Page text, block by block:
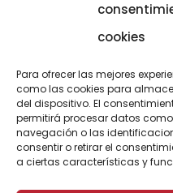
cookies
Para ofrecer las mejores
como las cookies para
del dispositivo. El
permitirá procesar datos
navegación o las
consentir o retirar el
a ciertas características y
actel@actel.es
25196 Lleida
CONOCE NOVACOOP